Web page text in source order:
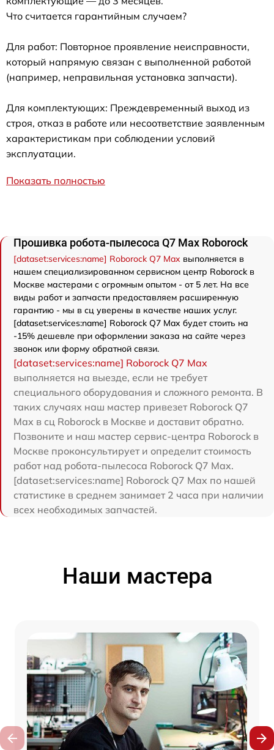
Что считается гарантийным случаем?
Для работ: Повторное проявление неисправности,
который напрямую связан с выполненной работой
(например, неправильная установка запчасти).
Для комплектующих: Преждевременный выход из
строя, отказ в работе или несоответствие заявленным
характеристикам при соблюдении условий
эксплуатации.
Показать полностью
Прошивка робота-пылесоса Q7 Max Roborock
[dataset:services:name] Roborock Q7 Max выполняется в
нашем специализированном сервисном центр Roborock в
Москве мастерами с огромным опытом - от 5 лет. На все
виды работ и запчасти предоставляем расширенную
гарантию - мы в сц уверены в качестве наших услуг.
[dataset:services:name] Roborock Q7 Max будет стоить на
-15% дешевле при оформлении заказа на сайте через
звонок или форму обратной связи.
[dataset:services:name] Roborock Q7 Max
выполняется на выезде, если не требует
специального оборудования и сложного ремонта. В
таких случаях наш мастер привезет Roborock Q7
Max в сц Roborock в Москве и доставит обратно.
Позвоните и наш мастер сервис-центра Roborock в
Москве проконсультирует и определит стоимость
работ над робота-пылесоса Roborock Q7 Max.
[dataset:services:name] Roborock Q7 Max по нашей
статистике в среднем занимает 2 часа при наличии
всех необходимых запчастей.
Наши мастера